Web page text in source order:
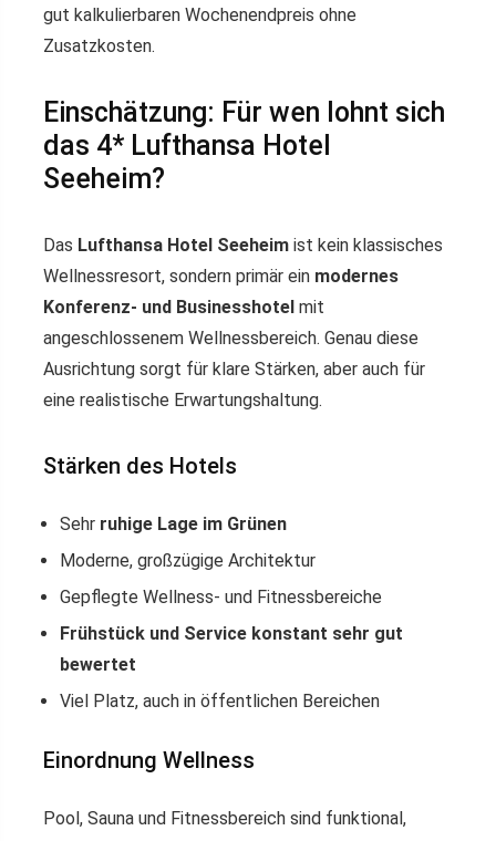
gut kalkulierbaren Wochenendpreis ohne
Zusatzkosten.
Einschätzung: Für wen lohnt sich
das 4* Lufthansa Hotel
Seeheim?
Das Lufthansa Hotel Seeheim ist kein klassisches
Wellnessresort, sondern primär ein modernes
Konferenz- und Businesshotel mit
angeschlossenem Wellnessbereich. Genau diese
Ausrichtung sorgt für klare Stärken, aber auch für
eine realistische Erwartungshaltung.
Stärken des Hotels
Sehr ruhige Lage im Grünen
Moderne, großzügige Architektur
Gepflegte Wellness- und Fitnessbereiche
Frühstück und Service konstant sehr gut
bewertet
Viel Platz, auch in öffentlichen Bereichen
Einordnung Wellness
Pool, Sauna und Fitnessbereich sind funktional,